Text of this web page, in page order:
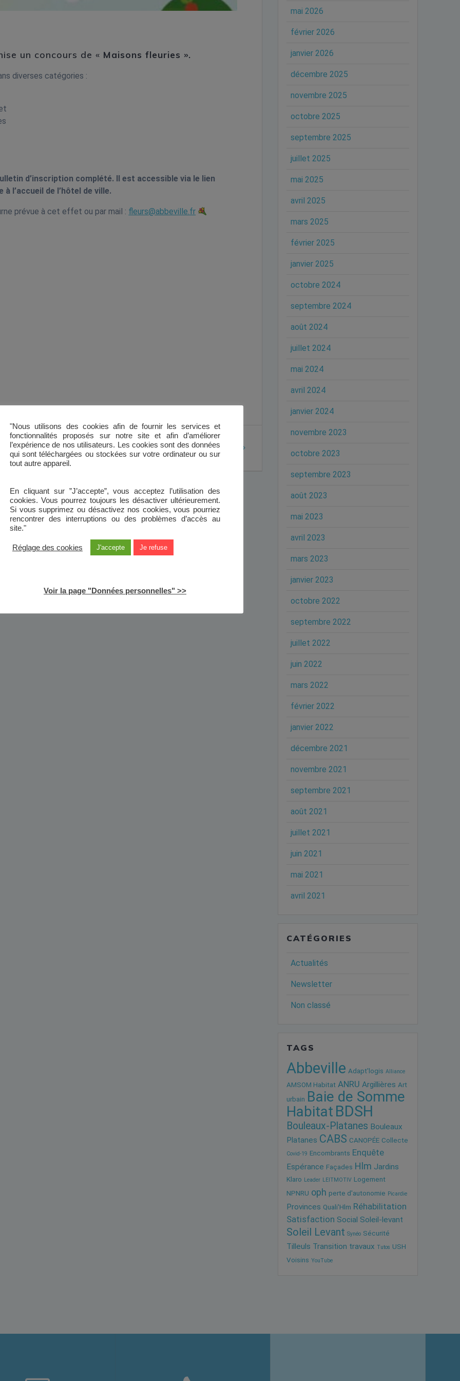
un concours de « Maisons fleuries ».
diverses catégories :
d’inscription complété. Il est accessible via le lien
à l’accueil de l’hôtel de ville.
prévue à cet effet ou par mail : fleurs@abbeville.fr
mai
Suivant:Next
post:
Coupure du chauffage collectif
mai 2026
février 2026
janvier 2026
décembre 2025
novembre 2025
octobre 2025
septembre 2025
juillet 2025
mai 2025
avril 2025
mars 2025
février 2025
janvier 2025
octobre 2024
septembre 2024
août 2024
juillet 2024
mai 2024
avril 2024
janvier 2024
novembre 2023
octobre 2023
septembre 2023
août 2023
mai 2023
avril 2023
mars 2023
janvier 2023
octobre 2022
septembre 2022
juillet 2022
juin 2022
mars 2022
février 2022
janvier 2022
décembre 2021
novembre 2021
septembre 2021
août 2021
juillet 2021
juin 2021
mai 2021
avril 2021
CATÉGORIES
Actualités
Newsletter
Non classé
TAGS
Abbeville Adapt'logis Alliance
AMSOM Habitat ANRU Argillières Art
urbain Baie de Somme
Habitat BDSH
Bouleaux-Platanes Bouleaux
Platanes CABS CANOPÉE Collecte
Covid-19 Encombrants Enquête
Espérance Façades Hlm Jardins
Klaro Leader LEITMOTIV Logement
NPNRU oph perte d'autonomie Picardie
Provinces Quali'Hlm Réhabilitation
Satisfaction Social Soleil-levant
Soleil Levant Synéo Sécurité
Tilleuls Transition travaux Tutos USH
Voisins YouTube
"Nous utilisons des cookies afin de fournir les services et
fonctionnalités proposés sur notre site et afin d’améliorer
l’expérience de nos utilisateurs. Les cookies sont des données
qui sont téléchargées ou stockées sur votre ordinateur ou sur
tout autre appareil.
En cliquant sur ”J’accepte”, vous acceptez l’utilisation des
cookies. Vous pourrez toujours les désactiver ultérieurement.
Si vous supprimez ou désactivez nos cookies, vous pourriez
rencontrer des interruptions ou des problèmes d’accès au
site."
Réglage des cookies J'accepte Je refuse
Voir la page "Données personnelles" >>